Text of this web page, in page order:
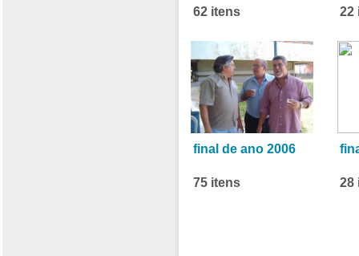
62 itens 22
final de ano 2006
75 itens 28